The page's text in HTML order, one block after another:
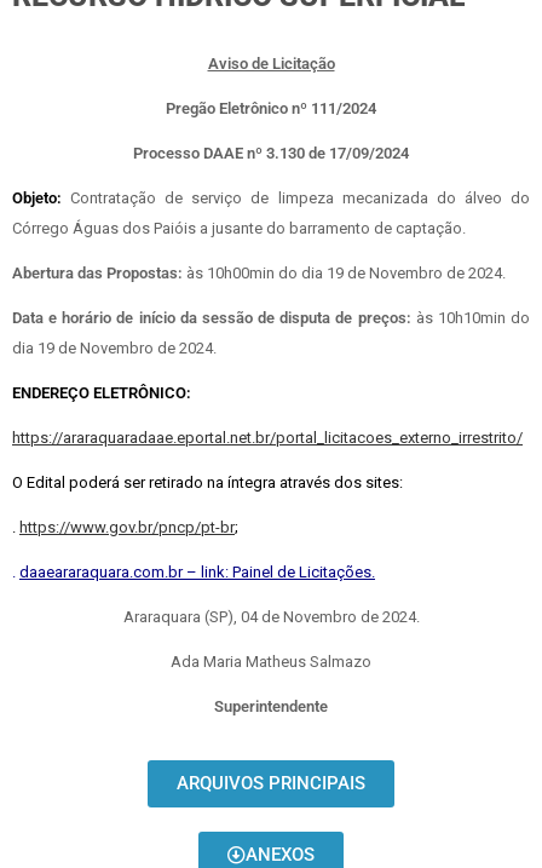
Aviso de Licitação
Pregão Eletrônico nº 111/2024
Processo DAAE nº 3.130 de 17/09/2024
Objeto:Contratação de serviço de limpeza mecanizada do álveo do
Córrego Águas dos Paióis a jusante do barramento de captação.
Abertura das Propostas: às 10h00min do dia 19 de Novembro de 2024.
Data e horário de início da sessão de disputa de preços: às 10h10min do
dia 19 de Novembro de 2024.
ENDEREÇO ELETRÔNICO:
https://araraquaradaae.eportal.net.br/portal_licitacoes_externo_irrestrito/
O Edital poderá ser retirado na íntegra através dos sites:
. https://www.gov.br/pncp/pt-br;
. daaeararaquara.com.br – link: Painel de Licitações.
Araraquara (SP), 04 de Novembro de 2024.
Ada Maria Matheus Salmazo
Superintendente
ARQUIVOS PRINCIPAIS
ANEXOS